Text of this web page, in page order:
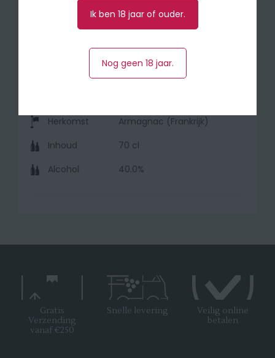
🥇 Double médaille d' Or International
Herkomst
Armagnac (Frankrijk)
Inhoud
70 cl
Alcohol
40.0%
Gratis
Verzending
vanaf €250
Snelle levering
Veilig online
betalen
Ik ben 18 jaar of ouder.
Nog geen 18 jaar.